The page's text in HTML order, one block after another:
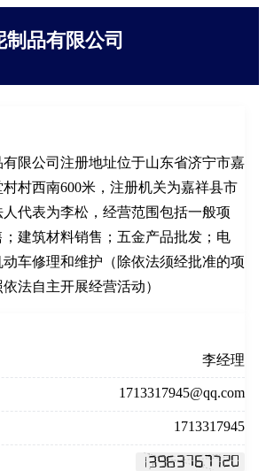
品有限公司
限公司注册地址位于山东省济宁市嘉
村西南600米，注册机关为嘉祥县市
代表为李松，经营范围包括一般项
；建筑材料销售；五金产品批发；电
车修理和维护（除依法须经批准的项
法自主开展经营活动）
李经理
1713317945@qq.com
1713317945